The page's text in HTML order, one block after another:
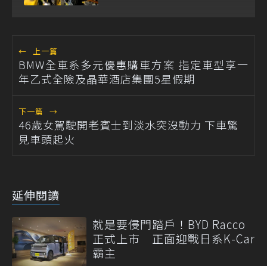
← 上一篇
BMW全車系多元優惠購車方案 指定車型享一
年乙式全險及晶華酒店集團5星假期
下一篇 →
46歲女駕駛開老賓士到淡水突沒動力 下車驚
見車頭起火
延伸閱讀
就是要侵門踏戶！BYD Racco
正式上市 正面迎戰日系K-Car
霸主